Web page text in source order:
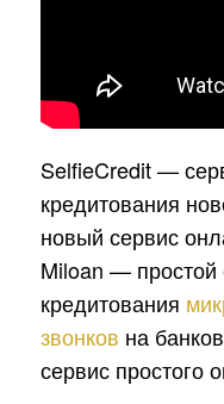
SelfieCredit —
кредитования
новый сервис
Miloan — простой
кредитования
звонков на
сервис простого